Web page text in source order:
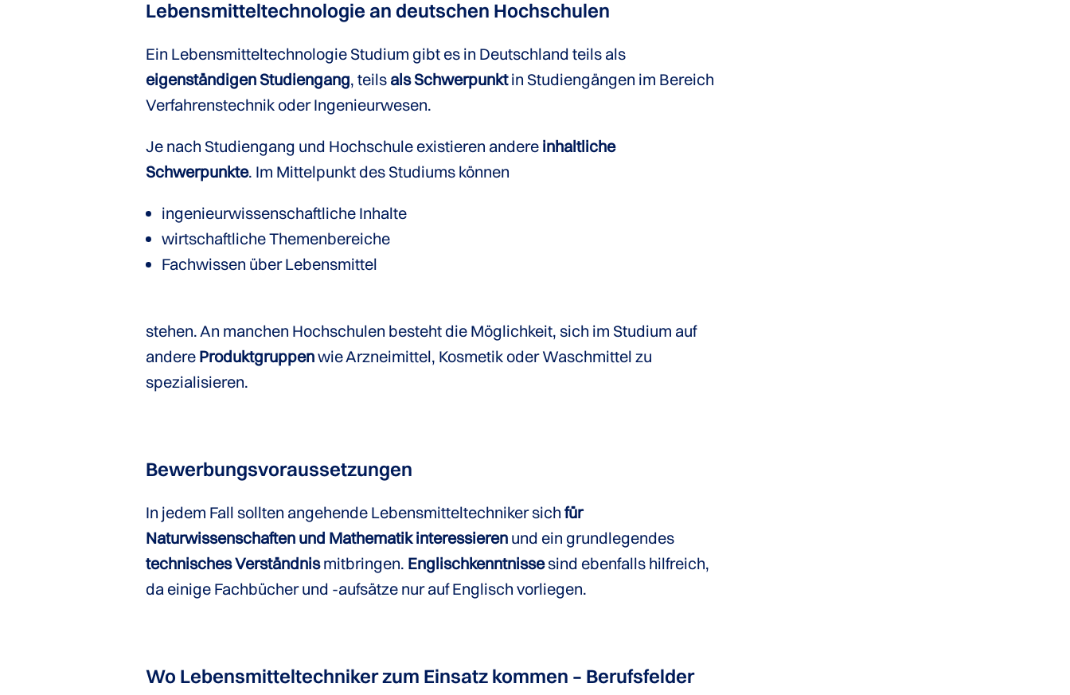
Lebensmitteltechnologie an deutschen Hochschulen
Ein Lebensmitteltechnologie Studium gibt es in Deutschland teils als
eigenständigen Studiengang, teils als Schwerpunktin Studiengängen im Bereich
Verfahrenstechnik oder Ingenieurwesen.
Je nach Studiengang und Hochschule existieren andere inhaltliche
Schwerpunkte. Im Mittelpunkt des Studiums können
ingenieurwissenschaftliche Inhalte
wirtschaftliche Themenbereiche
Fachwissen über Lebensmittel
stehen. An manchen Hochschulen besteht die Möglichkeit, sich im Studium auf
andere Produktgruppenwie Arzneimittel, Kosmetik oder Waschmittel zu
spezialisieren.
Bewerbungsvoraussetzungen
In jedem Fall sollten angehende Lebensmitteltechniker sichfür
Naturwissenschaften und Mathematik interessieren und ein grundlegendes
technisches Verständnismitbringen. Englischkenntnissesind ebenfalls hilfreich,
da einige Fachbücher und -aufsätze nur auf Englisch vorliegen.
Wo Lebensmitteltechniker zum Einsatz kommen – Berufsfelder